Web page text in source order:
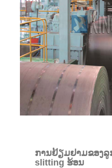
ການຢ້ຽມຢາມຂອງລູ
slitting ຮ້ອນ